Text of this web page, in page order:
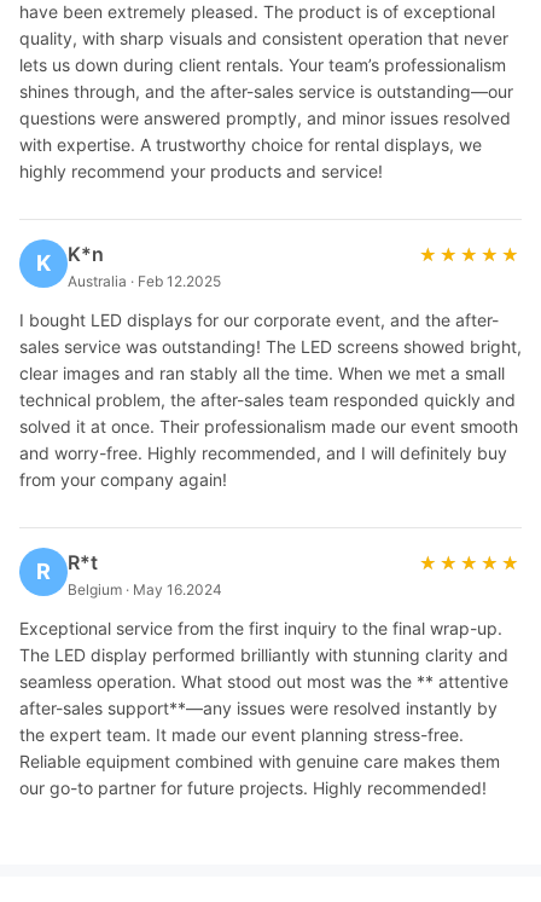
have been extremely pleased. The product is of exceptional
quality, with sharp visuals and consistent operation that never
lets us down during client rentals. Your team’s professionalism
shines through, and the after-sales service is outstanding—our
questions were answered promptly, and minor issues resolved
with expertise. A trustworthy choice for rental displays, we
highly recommend your products and service!
K K*n
Australia · Feb 12.2025
★★★★★
★★★★★
I bought LED displays for our corporate event, and the after-
sales service was outstanding! The LED screens showed bright,
clear images and ran stably all the time. When we met a small
technical problem, the after-sales team responded quickly and
solved it at once. Their professionalism made our event smooth
and worry-free. Highly recommended, and I will definitely buy
from your company again!
R R*t
Belgium · May 16.2024
★★★★★
★★★★★
Exceptional service from the first inquiry to the final wrap-up.
The LED display performed brilliantly with stunning clarity and
seamless operation. What stood out most was the ** attentive
after-sales support**—any issues were resolved instantly by
the expert team. It made our event planning stress-free.
Reliable equipment combined with genuine care makes them
our go-to partner for future projects. Highly recommended!